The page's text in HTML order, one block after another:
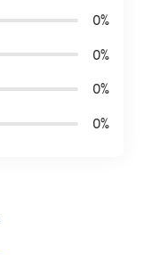
0%
0%
0%
0%